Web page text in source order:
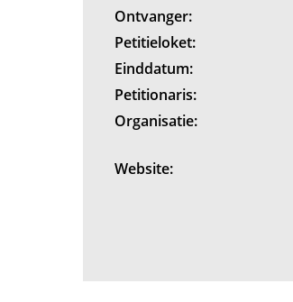
Ontvanger:
Petitieloket:
Einddatum:
Petitionaris:
Organisatie:
Website: